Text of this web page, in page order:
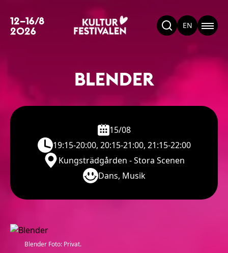
12–16/8
2026 EN
BLENDER
15/08
19:15-20:00, 20:15-21:00, 21:15-22:00
Kungsträdgården - Stora Scenen
Dans, Musik
Blender Foto: Privat.